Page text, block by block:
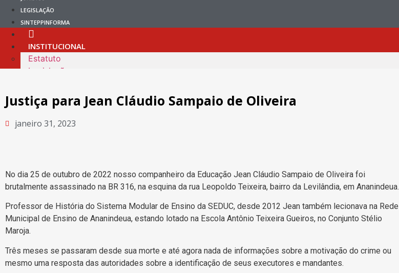
LEGISLAÇÃO
SINTEPPINFORMA
INSTITUCIONAL
Estatuto
Legislação
Conselho de Ética
Logotipo Sintepp e arte dos 40 anos
Localização
CAMPANHA SALARIAL
SINDICALIZA-SE
Justiça para Jean Cláudio Sampaio de Oliveira
janeiro 31, 2023
No dia 25 de outubro de 2022 nosso companheiro da Educação Jean Cláudio Sampaio de Oliveira foi
brutalmente assassinado na BR 316, na esquina da rua Leopoldo Teixeira, bairro da Levilândia, em Ananindeua.
Professor de História do Sistema Modular de Ensino da SEDUC, desde 2012 Jean também lecionava na Rede
Municipal de Ensino de Ananindeua, estando lotado na Escola Antônio Teixeira Gueiros, no Conjunto Stélio
Maroja.
Três meses se passaram desde sua morte e até agora nada de informações sobre a motivação do crime ou
mesmo uma resposta das autoridades sobre a identificação de seus executores e mandantes.